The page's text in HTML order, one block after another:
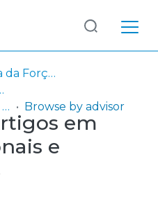
AFA - Academia da Força Aérea
Militares
AFA - DCM - Artigos em Revistas Nacionais e Internacionais
Browse by advisor
em
e